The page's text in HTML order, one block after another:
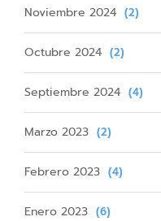
Noviembre 2024 (2)
Octubre 2024 (2)
Septiembre 2024 (4)
Marzo 2023 (2)
Febrero 2023 (4)
Enero 2023 (6)